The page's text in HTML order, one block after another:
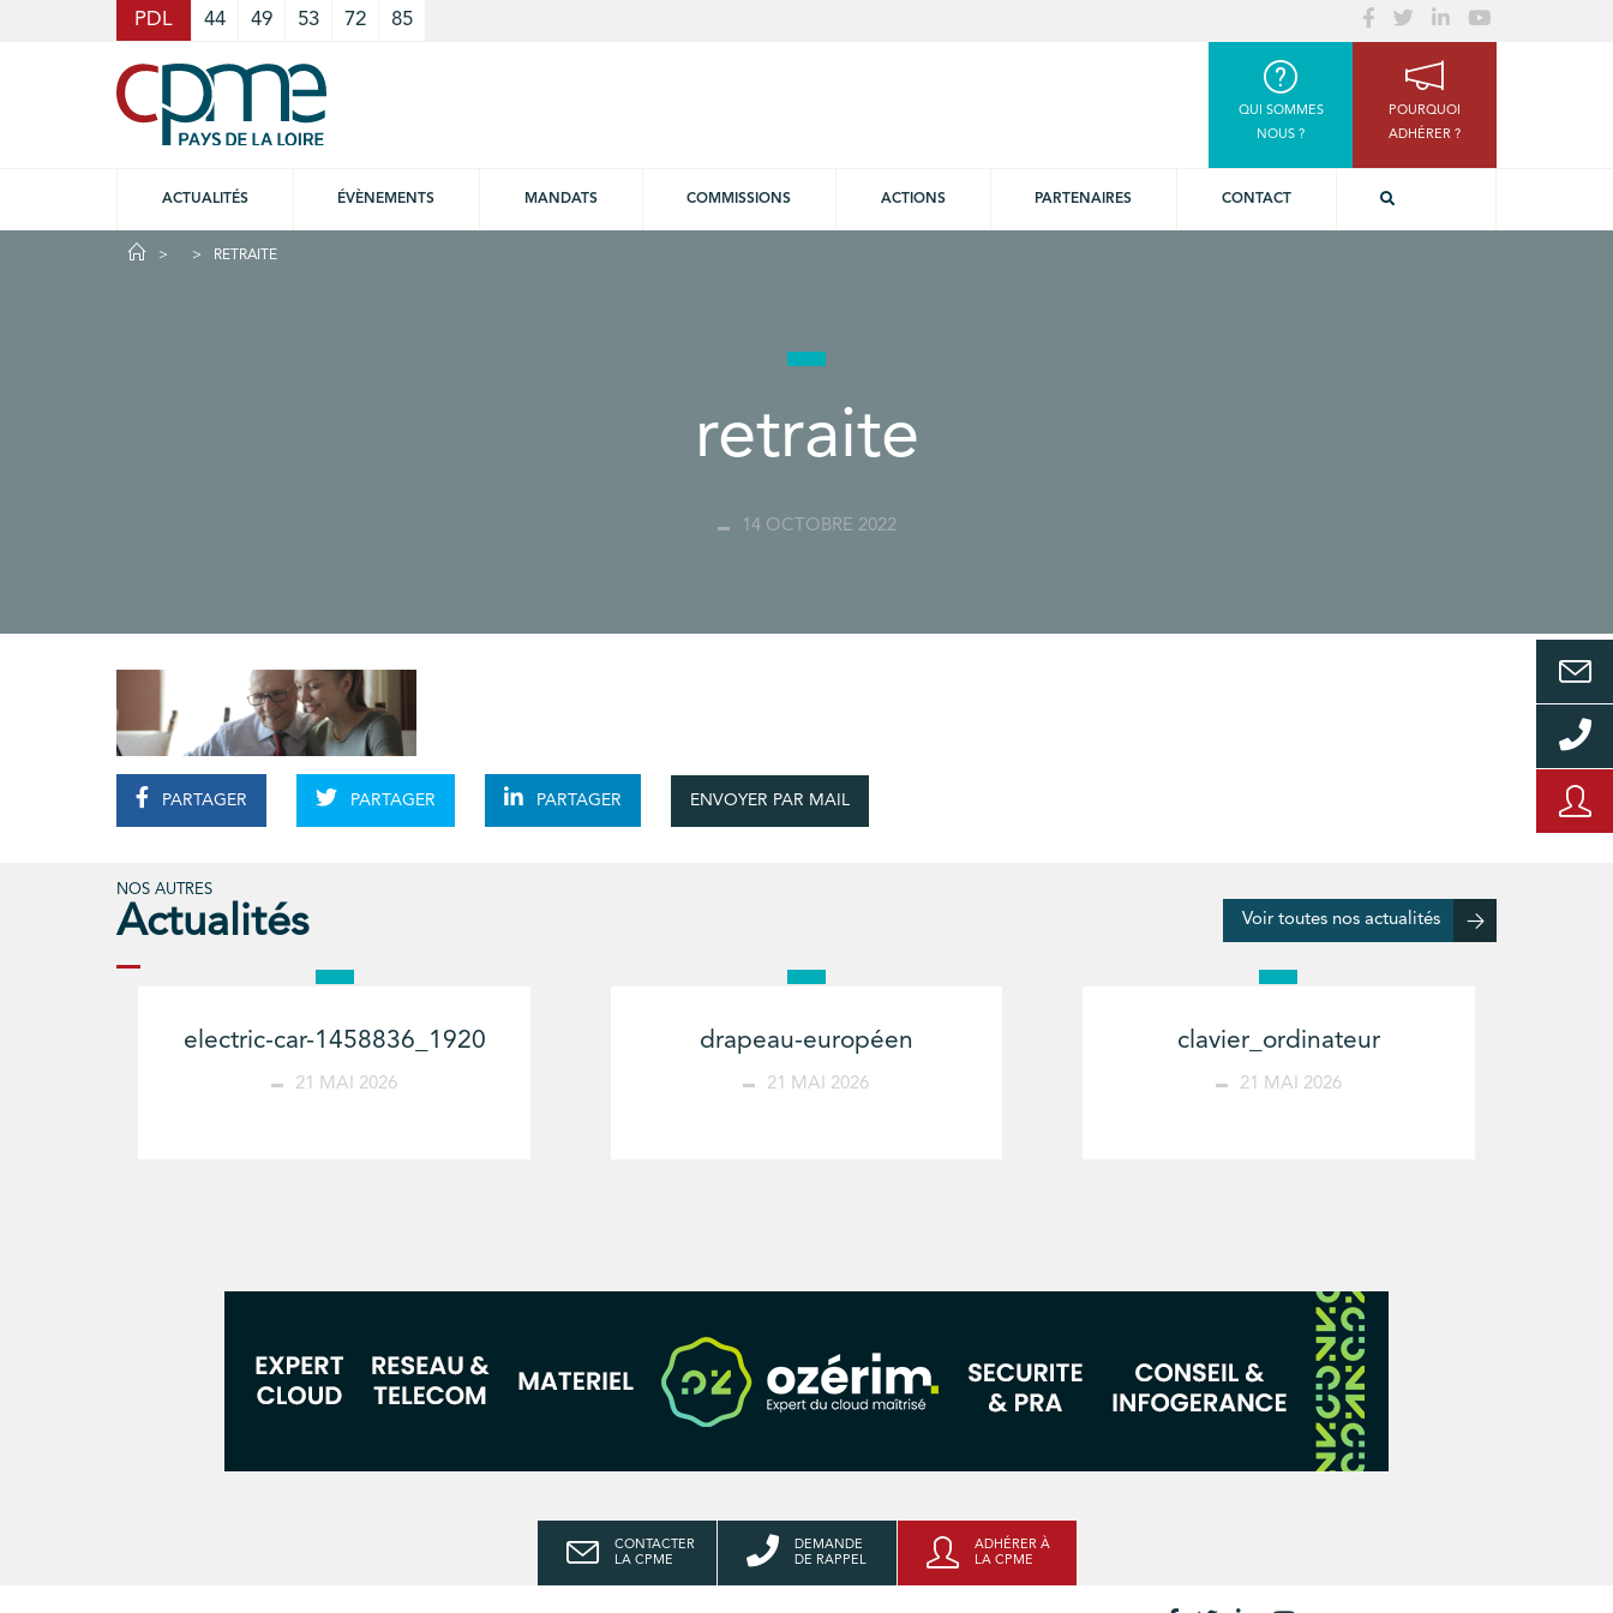
PDL 44 49 53 72 85
QUI SOMMES
NOUS ?
POURQUOI
ADHÉRER ?
ACTUALITÉS ÉVÈNEMENTS MANDATS COMMISSIONS ACTIONS PARTENAIRES CONTACT
RETRAITE
retraite
14 OCTOBRE 2022
PARTAGER PARTAGER PARTAGER ENVOYER PAR MAIL
NOS AUTRES
Actualités Voir toutes nos actualités
electric-car-1458836_1920
21 MAI 2026
drapeau-européen
21 MAI 2026
clavier_ordinateur
21 MAI 2026
CONTACTER
LA CPME
DEMANDE
DE RAPPEL
ADHÉRER À
LA CPME
Cookies management panel